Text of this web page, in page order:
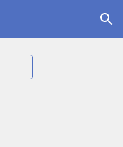
Skip to navigation